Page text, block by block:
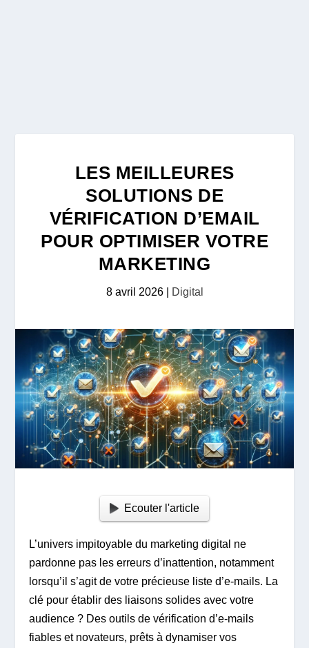
LES MEILLEURES
SOLUTIONS DE
VÉRIFICATION D’EMAIL
POUR OPTIMISER VOTRE
MARKETING
8 avril 2026| Digital
Ecouter l'article
L’univers impitoyable du marketing digital ne
pardonne pas les erreurs d’inattention, notamment
lorsqu’il s’agit de votre précieuse liste d’e-mails. La
clé pour établir des liaisons solides avec votre
audience ? Des outils de vérification d’e-mails
fiables et novateurs, prêts à dynamiser vos